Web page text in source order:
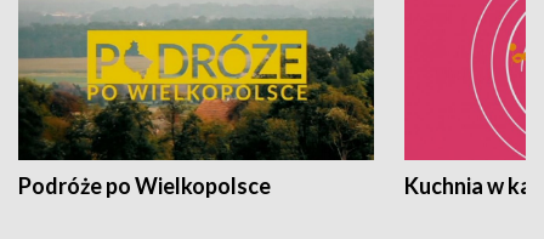
Podróże po Wielkopolsce Kuchnia w